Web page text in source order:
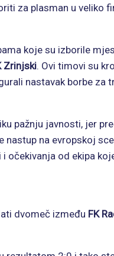
za plasman u veliko
koje su izborile
Zrinjski. Ovi timovi su
nastavak borbe za
pažnju javnosti, jer
na evropskoj
očekivanja od ekipa
dvomeč između FK